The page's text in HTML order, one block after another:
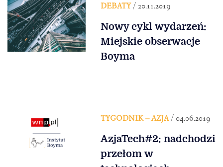
DEBATY/ 20.11.2019
Nowy cykl wydarzeń:
Miejskie obserwacje
Boyma
TYGODNIK – AZJA/ 04.06.2019
AzjaTech#2: nadchodzi
przełom w